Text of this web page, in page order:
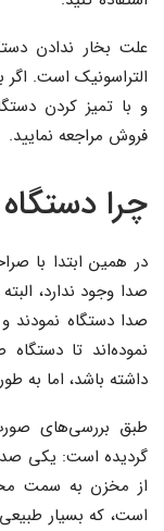
علت بخار ندادن
التراسونیک است.
و با تمیز کردن
فروش مراجعه نمایید.
چرا
در همین ابتدا با
صدا وجود ندارد،
صدا دستگاه نمودند
نموده‌اند تا
داشته باشد، اما به
طبق بررسی‌های
گردیده است: یکی
از مخزن به سمت
است، که بسیار